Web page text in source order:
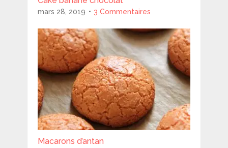
mars 28, 2019 3 Commentaires
Macarons d’antan